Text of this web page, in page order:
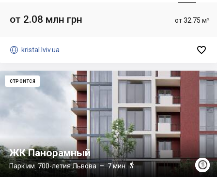
от 32.75 м²
от 2.08 млн грн
 kristal.lviv.ua 
СТРОИТСЯ
ЖК Панорамный
Парк им. 700-летия Львова– 7 мин. 